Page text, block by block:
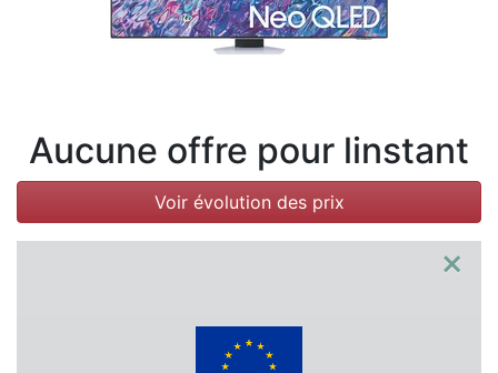
Aucune offre pour linstant
Voir évolution des prix
×